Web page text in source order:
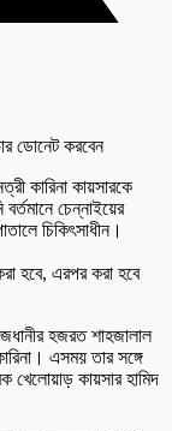
কারিনা কায়সারকে
চেন্নাইয়ের
চিকিৎসাধীন।
হবে, এরপর করা হবে
হজরত শাহজালাল
এসময় তার সঙ্গে
খেলোয়াড় কায়সার হামিদ